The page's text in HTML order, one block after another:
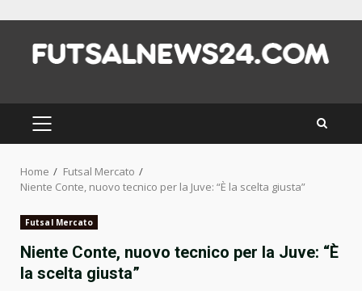
content
PRIMARY
MENU
Home
Futsal Mercato
Niente Conte, nuovo tecnico per la Juve: “È la scelta giusta”
Futsal Mercato
Niente Conte, nuovo tecnico per la Juve: “È
la scelta giusta”